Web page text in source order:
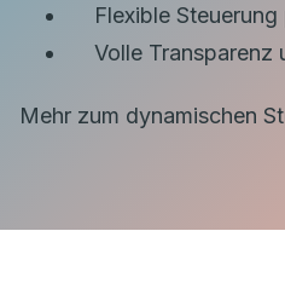
Flexible
Volle Transparenz
Mehr zum dynamischen